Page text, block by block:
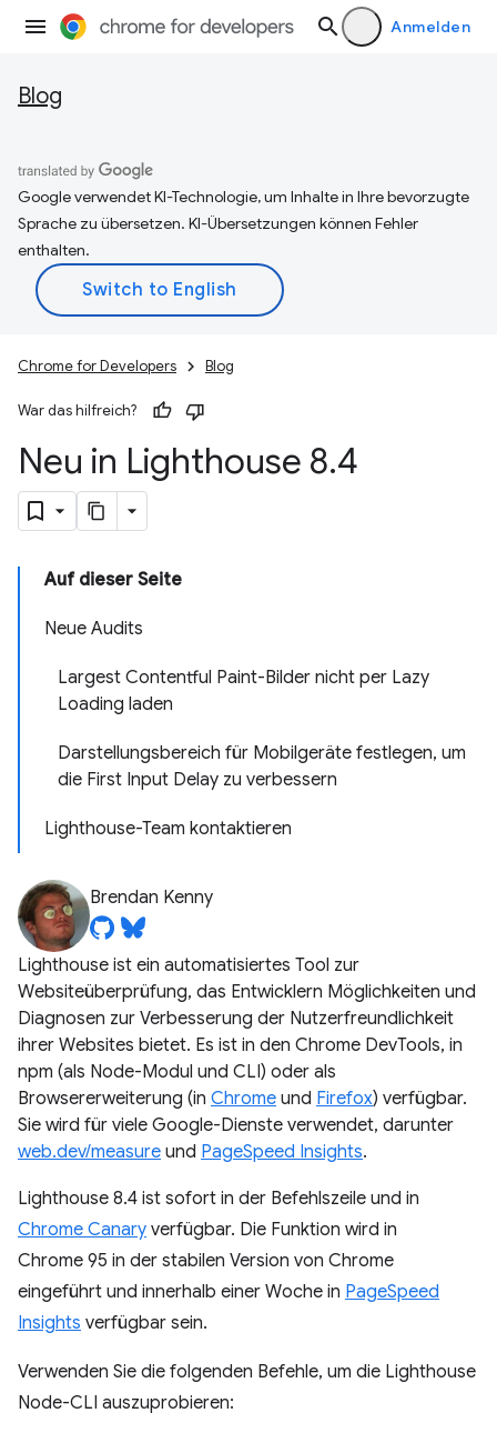
Anmelden
Blog
Google verwendet KI-Technologie, um Inhalte in Ihre bevorzugte
Sprache zu übersetzen. KI-Übersetzungen können Fehler
enthalten.
Chrome for Developers Blog
War das hilfreich?
Neu in Lighthouse 8.4
Auf dieser Seite
Neue Audits
Largest Contentful Paint-Bilder nicht per Lazy
Loading laden
Darstellungsbereich für Mobilgeräte festlegen, um
die First Input Delay zu verbessern
Lighthouse-Team kontaktieren
Brendan Kenny
Lighthouse ist ein automatisiertes Tool zur
Websiteüberprüfung, das Entwicklern Möglichkeiten und
Diagnosen zur Verbesserung der Nutzerfreundlichkeit
ihrer Websites bietet. Es ist in den Chrome DevTools, in
npm (als Node-Modul und CLI) oder als
Browsererweiterung (in Chrome und Firefox) verfügbar.
Sie wird für viele Google-Dienste verwendet, darunter
web.dev/measure und PageSpeed Insights.
Lighthouse 8.4 ist sofort in der Befehlszeile und in
Chrome Canary verfügbar. Die Funktion wird in
Chrome 95 in der stabilen Version von Chrome
eingeführt und innerhalb einer Woche in PageSpeed
Insights verfügbar sein.
Verwenden Sie die folgenden Befehle, um die Lighthouse
Node-CLI auszuprobieren: